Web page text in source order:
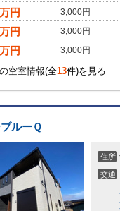
円 3,000円
円 3,000円
円 3,000円
空室情報(全13件)を見る
ルーＱ
住所
交通